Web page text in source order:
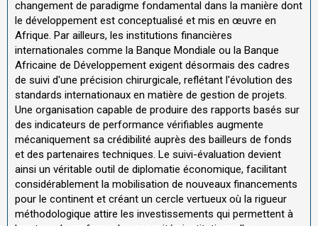
changement de paradigme fondamental dans la manière dont
le développement est conceptualisé et mis en œuvre en
Afrique. Par ailleurs, les institutions financières
internationales comme la Banque Mondiale ou la Banque
Africaine de Développement exigent désormais des cadres
de suivi d'une précision chirurgicale, reflétant l'évolution des
standards internationaux en matière de gestion de projets.
Une organisation capable de produire des rapports basés sur
des indicateurs de performance vérifiables augmente
mécaniquement sa crédibilité auprès des bailleurs de fonds
et des partenaires techniques. Le suivi-évaluation devient
ainsi un véritable outil de diplomatie économique, facilitant
considérablement la mobilisation de nouveaux financements
pour le continent et créant un cercle vertueux où la rigueur
méthodologique attire les investissements qui permettent à